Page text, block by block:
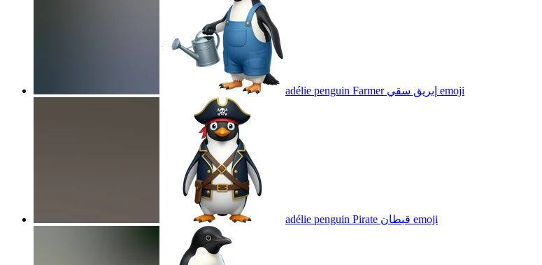
adélie penguin Farmer إبريق سقي emoji
adélie penguin Pirate قبطان emoji